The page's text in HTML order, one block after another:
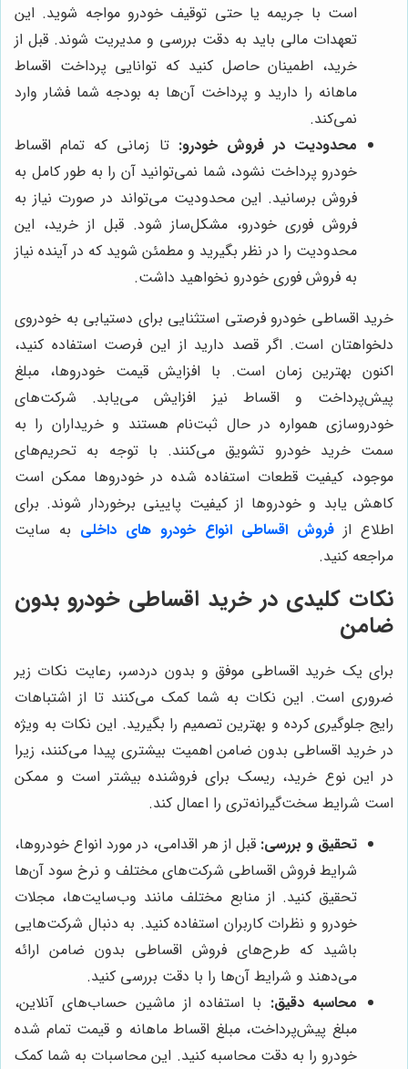
است با جریمه یا حتی توقیف خودرو مواجه شوید. این
تعهدات مالی باید به دقت بررسی و مدیریت شوند. قبل از
خرید، اطمینان حاصل کنید که توانایی پرداخت اقساط
ماهانه را دارید و پرداخت آن‌ها به بودجه شما فشار وارد
نمی‌کند.
محدودیت در فروش خودرو: تا زمانی که تمام اقساط
خودرو پرداخت نشود، شما نمی‌توانید آن را به طور کامل به
فروش برسانید. این محدودیت می‌تواند در صورت نیاز به
فروش فوری خودرو، مشکل‌ساز شود. قبل از خرید، این
محدودیت را در نظر بگیرید و مطمئن شوید که در آینده نیاز
به فروش فوری خودرو نخواهید داشت.
خرید اقساطی خودرو فرصتی استثنایی برای دستیابی به خودروی
دلخواهتان است. اگر قصد دارید از این فرصت استفاده کنید،
اکنون بهترین زمان است. با افزایش قیمت خودروها، مبلغ
پیش‌پرداخت و اقساط نیز افزایش می‌یابد. شرکت‌های
خودروسازی همواره در حال ثبت‌نام هستند و خریداران را به
سمت خرید خودرو تشویق می‌کنند. با توجه به تحریم‌های
موجود، کیفیت قطعات استفاده شده در خودروها ممکن است
کاهش یابد و خودروها از کیفیت پایینی برخوردار شوند. برای
اطلاع از فروش اقساطی انواع خودرو های داخلی به سایت
مراجعه کنید.
نکات کلیدی در خرید اقساطی خودرو بدون
ضامن
برای یک خرید اقساطی موفق و بدون دردسر، رعایت نکات زیر
ضروری است. این نکات به شما کمک می‌کنند تا از اشتباهات
رایج جلوگیری کرده و بهترین تصمیم را بگیرید. این نکات به ویژه
در خرید اقساطی بدون ضامن اهمیت بیشتری پیدا می‌کنند، زیرا
در این نوع خرید، ریسک برای فروشنده بیشتر است و ممکن
است شرایط سخت‌گیرانه‌تری را اعمال کند.
تحقیق و بررسی: قبل از هر اقدامی، در مورد انواع خودروها،
شرایط فروش اقساطی شرکت‌های مختلف و نرخ سود آن‌ها
تحقیق کنید. از منابع مختلف مانند وب‌سایت‌ها، مجلات
خودرو و نظرات کاربران استفاده کنید. به دنبال شرکت‌هایی
باشید که طرح‌های فروش اقساطی بدون ضامن ارائه
می‌دهند و شرایط آن‌ها را با دقت بررسی کنید.
محاسبه دقیق: با استفاده از ماشین حساب‌های آنلاین،
مبلغ پیش‌پرداخت، مبلغ اقساط ماهانه و قیمت تمام شده
خودرو را به دقت محاسبه کنید. این محاسبات به شما کمک